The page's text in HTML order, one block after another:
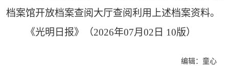
档案馆开放档案查阅大厅查阅利用上述档案资料。
《光明日报》（2026年07月02日 10版）
编辑：童心